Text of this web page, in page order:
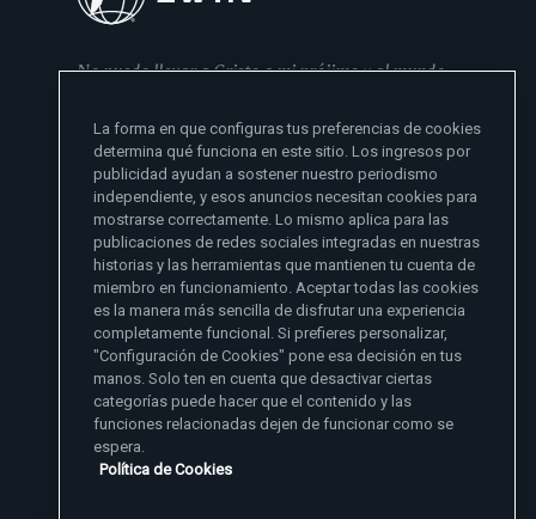
No puedo llevar a Cristo a mi prójimo y al mundo
- Madre Angelica
Sitios de noticias EWTN
Aci Prensa
ChurchPOP
Afiliados
English
España
Polska
Magyar
Más información
Madre Angelica
Sala de Prensa
Contacto
1-800-447-3986
La forma en que configuras tus preferencias de cookies
determina qué funciona en este sitio. Los ingresos por
publicidad ayudan a sostener nuestro periodismo
independiente, y esos anuncios necesitan cookies para
mostrarse correctamente. Lo mismo aplica para las
publicaciones de redes sociales integradas en nuestras
historias y las herramientas que mantienen tu cuenta de
miembro en funcionamiento. Aceptar todas las cookies
es la manera más sencilla de disfrutar una experiencia
completamente funcional. Si prefieres personalizar,
"Configuración de Cookies" pone esa decisión en tus
manos. Solo ten en cuenta que desactivar ciertas
categorías puede hacer que el contenido y las
funciones relacionadas dejen de funcionar como se
espera.
Política de Cookies